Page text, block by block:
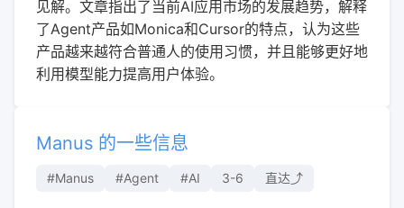
见解。文章指出了当前AI应用市场的发展趋势，解释
了Agent产品如Monica和Cursor的特点，认为这些
产品越来越符合普通人的使用习惯，并且能够更好地
利用模型能力提高用户体验。
Manus 的一些信息
#Manus #Agent #AI 3-6 直达⤴︎